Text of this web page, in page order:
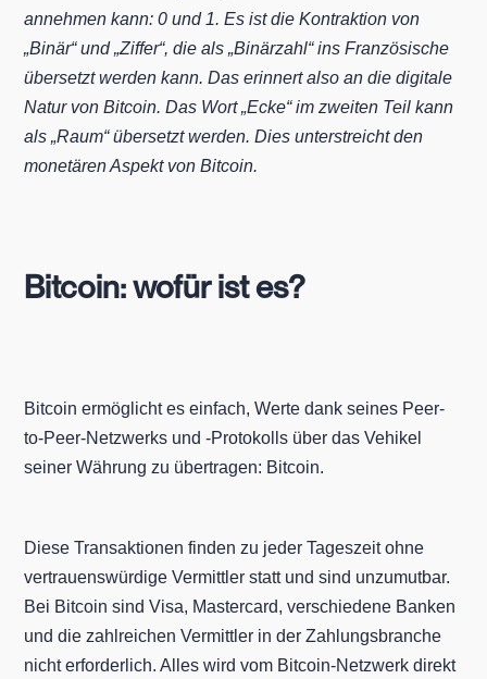
annehmen kann: 0 und 1. Es ist die Kontraktion von
„Binär“ und „Ziffer“, die als „Binärzahl“ ins Französische
übersetzt werden kann. Das erinnert also an die digitale
Natur von Bitcoin. Das Wort „Ecke“ im zweiten Teil kann
als „Raum“ übersetzt werden. Dies unterstreicht den
monetären Aspekt von Bitcoin.
Bitcoin: wofür ist es?
Bitcoin ermöglicht es einfach, Werte dank seines Peer-
to-Peer-Netzwerks und -Protokolls über das Vehikel
seiner Währung zu übertragen: Bitcoin.
Diese Transaktionen finden zu jeder Tageszeit ohne
vertrauenswürdige Vermittler statt und sind unzumutbar.
Bei Bitcoin sind Visa, Mastercard, verschiedene Banken
und die zahlreichen Vermittler in der Zahlungsbranche
nicht erforderlich. Alles wird vom Bitcoin-Netzwerk direkt